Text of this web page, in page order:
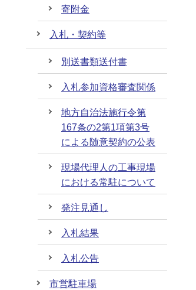
寄附金
入札・契約等
別送書類送付書
入札参加資格審査関係
地方自治法施行令第
167条の2第1項第3号
による随意契約の公表
現場代理人の工事現場
における常駐について
発注見通し
入札結果
入札公告
市営駐車場